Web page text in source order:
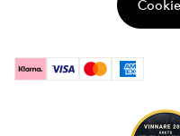
KlarnaVisa MastercardAmerican